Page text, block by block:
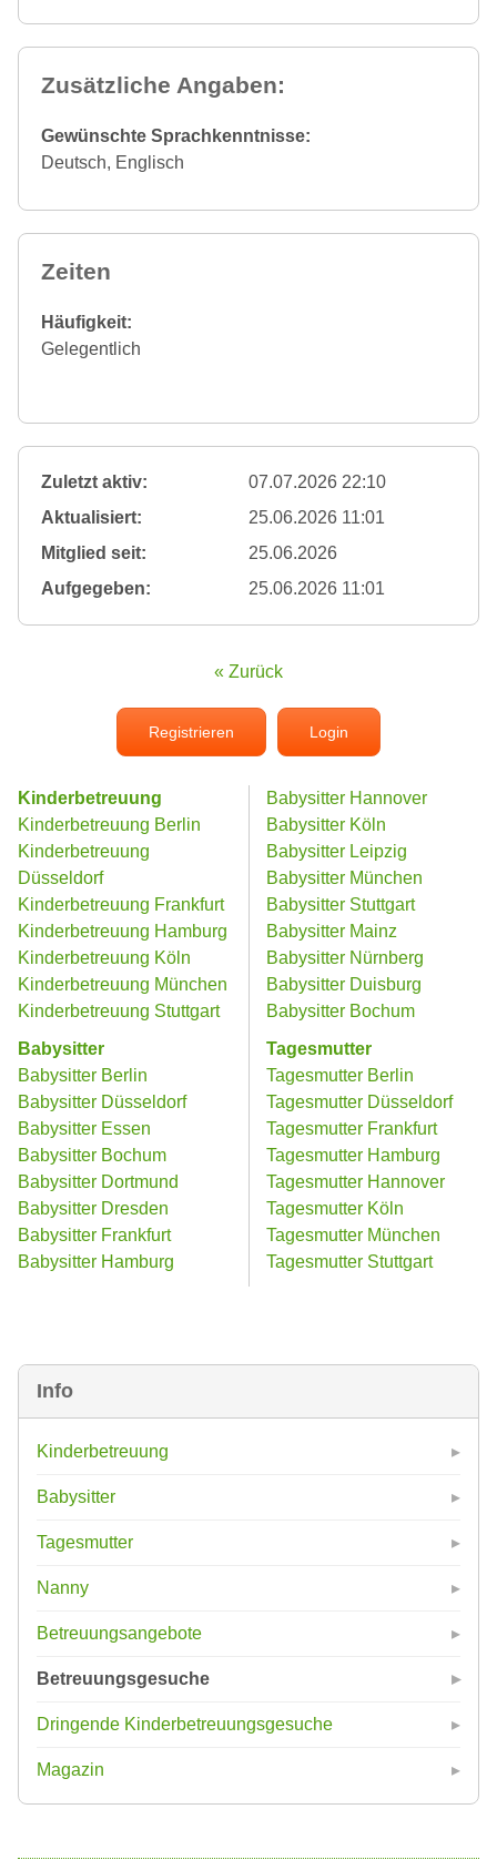
Info
Kinderbetreuung
Babysitter
Tagesmutter
Nanny
Betreuungsangebote
Betreuungsgesuche
Dringende Kinderbetreuungsgesuche
Magazin
Zusätzliche Angaben:
Gewünschte Sprachkenntnisse:
Deutsch, Englisch
Zeiten
Häufigkeit:
Gelegentlich
Zuletzt aktiv:
07.07.2026 22:10
Aktualisiert:
25.06.2026 11:01
Mitglied seit:
25.06.2026
Aufgegeben:
25.06.2026 11:01
« Zurück
Registrieren Login
Kinderbetreuung
Kinderbetreuung Berlin
Kinderbetreuung
Düsseldorf
Kinderbetreuung Frankfurt
Kinderbetreuung Hamburg
Kinderbetreuung Köln
Kinderbetreuung München
Kinderbetreuung Stuttgart
Babysitter
Babysitter Berlin
Babysitter Düsseldorf
Babysitter Essen
Babysitter Bochum
Babysitter Dortmund
Babysitter Dresden
Babysitter Frankfurt
Babysitter Hamburg
Babysitter Hannover
Babysitter Köln
Babysitter Leipzig
Babysitter München
Babysitter Stuttgart
Babysitter Mainz
Babysitter Nürnberg
Babysitter Duisburg
Babysitter Bochum
Tagesmutter
Tagesmutter Berlin
Tagesmutter Düsseldorf
Tagesmutter Frankfurt
Tagesmutter Hamburg
Tagesmutter Hannover
Tagesmutter Köln
Tagesmutter München
Tagesmutter Stuttgart